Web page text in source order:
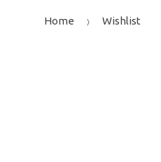
Home Wishlist